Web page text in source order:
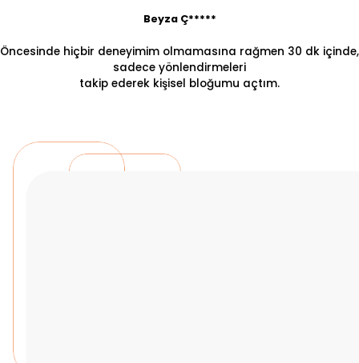
Beyza Ç*****
Öncesinde hiçbir deneyimim olmamasına rağmen 30 dk içinde,
sadece yönlendirmeleri
takip ederek kişisel bloğumu açtım.